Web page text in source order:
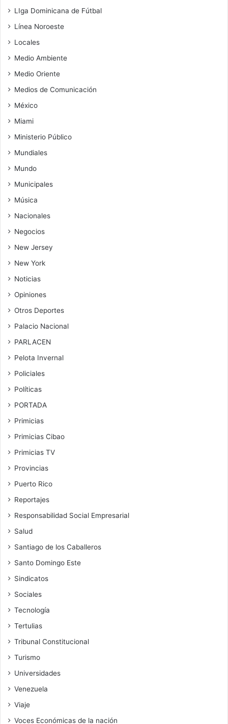
LIga Dominicana de Fútbal
Línea Noroeste
Locales
Medio Ambiente
Medio Oriente
Medios de Comunicación
México
Miami
Ministerio Público
Mundiales
Mundo
Municipales
Música
Nacionales
Negocios
New Jersey
New York
Noticias
Opiniones
Otros Deportes
Palacio Nacional
PARLACEN
Pelota Invernal
Policiales
Políticas
PORTADA
Primicias
Primicias Cibao
Primicias TV
Provincias
Puerto Rico
Reportajes
Responsabilidad Social Empresarial
Salud
Santiago de los Caballeros
Santo Domingo Este
Sindicatos
Sociales
Tecnología
Tertulias
Tribunal Constitucional
Turismo
Universidades
Venezuela
Viaje
Voces Económicas de la nación